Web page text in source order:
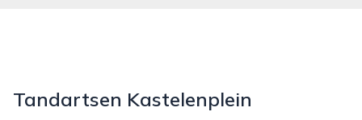
Tandartsen Kastelenplein